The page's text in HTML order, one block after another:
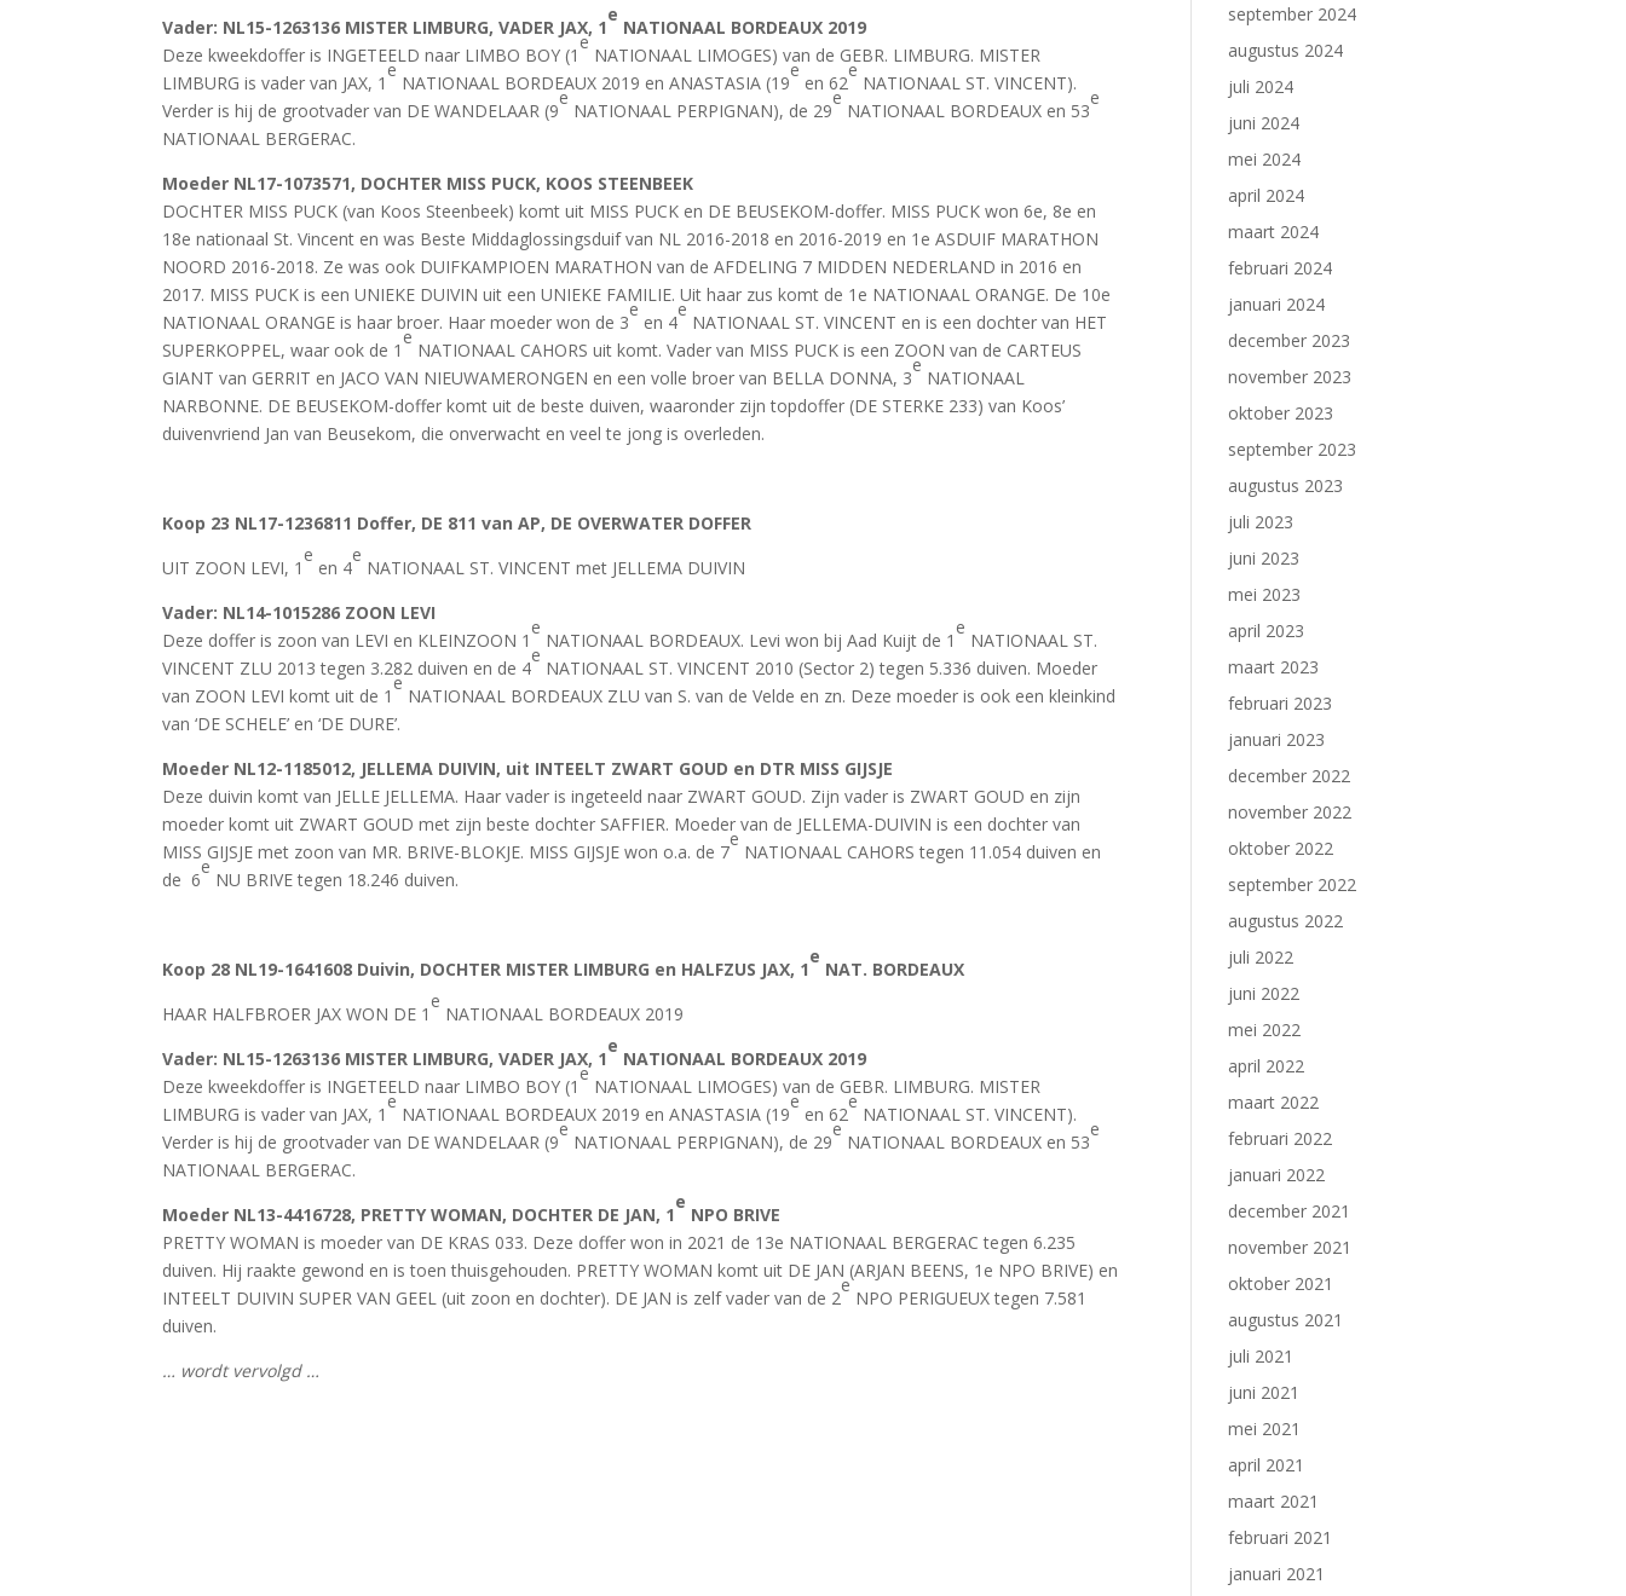
Vader: NL15-1263136 MISTER LIMBURG, VADER JAX, 1
e
NATIONAAL BORDEAUX 2019
Deze kweekdoffer is INGETEELD naar LIMBO BOY (1
e
NATIONAAL LIMOGES) van de GEBR. LIMBURG. MISTER
LIMBURG is vader van JAX, 1
e
NATIONAAL BORDEAUX 2019 en ANASTASIA (19
e
en 62
e
NATIONAAL ST. VINCENT).
Verder is hij de grootvader van DE WANDELAAR (9
e
NATIONAAL PERPIGNAN), de 29
e
NATIONAAL BORDEAUX en 53
e
NATIONAAL BERGERAC.
Moeder NL17-1073571, DOCHTER MISS PUCK, KOOS STEENBEEK
DOCHTER MISS PUCK (van Koos Steenbeek) komt uit MISS PUCK en DE BEUSEKOM-doffer. MISS PUCK won 6e, 8e en
18e nationaal St. Vincent en was Beste Middaglossingsduif van NL 2016-2018 en 2016-2019 en 1e ASDUIF MARATHON
NOORD 2016-2018. Ze was ook DUIFKAMPIOEN MARATHON van de AFDELING 7 MIDDEN NEDERLAND in 2016 en
2017. MISS PUCK is een UNIEKE DUIVIN uit een UNIEKE FAMILIE. Uit haar zus komt de 1e NATIONAAL ORANGE. De 10e
NATIONAAL ORANGE is haar broer. Haar moeder won de 3
e
en 4
e
NATIONAAL ST. VINCENT en is een dochter van HET
SUPERKOPPEL, waar ook de 1
e
NATIONAAL CAHORS uit komt. Vader van MISS PUCK is een ZOON van de CARTEUS
GIANT van GERRIT en JACO VAN NIEUWAMERONGEN en een volle broer van BELLA DONNA, 3
e
NATIONAAL
NARBONNE. DE BEUSEKOM-doffer komt uit de beste duiven, waaronder zijn topdoffer (DE STERKE 233) van Koos’
duivenvriend Jan van Beusekom, die onverwacht en veel te jong is overleden.
Koop 23 NL17-1236811 Doffer, DE 811 van AP, DE OVERWATER DOFFER
UIT ZOON LEVI, 1
e
en 4
e
NATIONAAL ST. VINCENT met JELLEMA DUIVIN
Vader: NL14-1015286 ZOON LEVI
Deze doffer is zoon van LEVI en KLEINZOON 1
e
NATIONAAL BORDEAUX. Levi won bij Aad Kuijt de 1
e
NATIONAAL ST.
VINCENT ZLU 2013 tegen 3.282 duiven en de 4
e
NATIONAAL ST. VINCENT 2010 (Sector 2) tegen 5.336 duiven. Moeder
van ZOON LEVI komt uit de 1
e
NATIONAAL BORDEAUX ZLU van S. van de Velde en zn. Deze moeder is ook een kleinkind
van ‘DE SCHELE’ en ‘DE DURE’.
Moeder NL12-1185012, JELLEMA DUIVIN, uit INTEELT ZWART GOUD en DTR MISS GIJSJE
Deze duivin komt van JELLE JELLEMA. Haar vader is ingeteeld naar ZWART GOUD. Zijn vader is ZWART GOUD en zijn
moeder komt uit ZWART GOUD met zijn beste dochter SAFFIER. Moeder van de JELLEMA-DUIVIN is een dochter van
MISS GIJSJE met zoon van MR. BRIVE-BLOKJE. MISS GIJSJE won o.a. de 7
e
NATIONAAL CAHORS tegen 11.054 duiven en
de 6
e
NU BRIVE tegen 18.246 duiven.
Koop 28 NL19-1641608 Duivin, DOCHTER MISTER LIMBURG en HALFZUS JAX, 1
e
NAT. BORDEAUX
HAAR HALFBROER JAX WON DE 1
e
NATIONAAL BORDEAUX 2019
Vader: NL15-1263136 MISTER LIMBURG, VADER JAX, 1
e
NATIONAAL BORDEAUX 2019
Deze kweekdoffer is INGETEELD naar LIMBO BOY (1
e
NATIONAAL LIMOGES) van de GEBR. LIMBURG. MISTER
LIMBURG is vader van JAX, 1
e
NATIONAAL BORDEAUX 2019 en ANASTASIA (19
e
en 62
e
NATIONAAL ST. VINCENT).
Verder is hij de grootvader van DE WANDELAAR (9
e
NATIONAAL PERPIGNAN), de 29
e
NATIONAAL BORDEAUX en 53
e
NATIONAAL BERGERAC.
Moeder NL13-4416728, PRETTY WOMAN, DOCHTER DE JAN, 1
e
NPO BRIVE
PRETTY WOMAN is moeder van DE KRAS 033. Deze doffer won in 2021 de 13e NATIONAAL BERGERAC tegen 6.235
duiven. Hij raakte gewond en is toen thuisgehouden. PRETTY WOMAN komt uit DE JAN (ARJAN BEENS, 1e NPO BRIVE) en
INTEELT DUIVIN SUPER VAN GEEL (uit zoon en dochter). DE JAN is zelf vader van de 2
e
NPO PERIGUEUX tegen 7.581
duiven.
… wordt vervolgd …
september 2024
augustus 2024
juli 2024
juni 2024
mei 2024
april 2024
maart 2024
februari 2024
januari 2024
december 2023
november 2023
oktober 2023
september 2023
augustus 2023
juli 2023
juni 2023
mei 2023
april 2023
maart 2023
februari 2023
januari 2023
december 2022
november 2022
oktober 2022
september 2022
augustus 2022
juli 2022
juni 2022
mei 2022
april 2022
maart 2022
februari 2022
januari 2022
december 2021
november 2021
oktober 2021
augustus 2021
juli 2021
juni 2021
mei 2021
april 2021
maart 2021
februari 2021
januari 2021